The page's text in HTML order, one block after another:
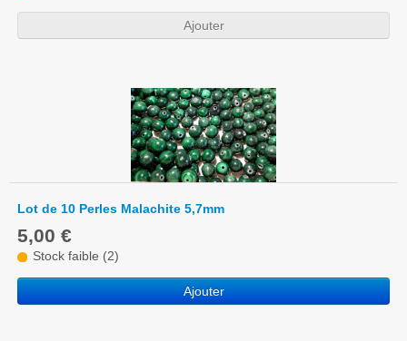
Ajouter
Lot de 10 Perles Malachite 5,7mm
5,00 €
Stock faible (2)
Ajouter